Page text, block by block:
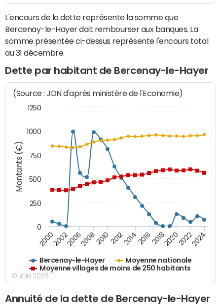
L'encours de la dette représente la somme que
Bercenay-le-Hayer doit rembourser aux banques. La
somme présentée ci-dessus représente l'encours total
au 31 décembre.
Dette par habitant de Bercenay-le-Hayer
Montants (€)
(Source : JDN d'après ministère de l'Economie)
Bercenay-le-Hayer
Moyenne nationale
Moyenne villages de moins de 250 habitants
200020022006200820102012201420162018202020222024
0
250
500
750
1000
1250
© JDN 2026
Annuité de la dette de Bercenay-le-Hayer